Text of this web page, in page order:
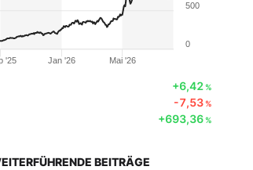
Jan '26
'25 Mai '26
0
500
+6,42%
-7,53%
+693,36%
BEITRÄGE